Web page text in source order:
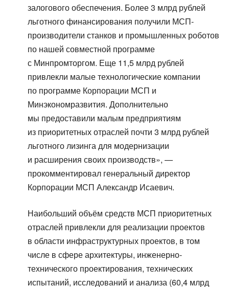
залогового обеспечения. Более 3 млрд рублей
льготного финансирования получили МСП-
производители станков и промышленных роботов
по нашей совместной программе
с Минпромторгом. Еще 11,5 млрд рублей
привлекли малые технологические компании
по программе Корпорации МСП и
Минэкономразвития. Дополнительно
мы предоставили малым предприятиям
из приоритетных отраслей почти 3 млрд рублей
льготного лизинга для модернизации
и расширения своих производств», —
прокомментировал генеральный директор
Корпорации МСП Александр Исаевич.
Наибольший объём средств МСП приоритетных
отраслей привлекли для реализации проектов
в области инфраструктурных проектов, в том
числе в сфере архитектуры, инженерно-
технического проектирования, технических
испытаний, исследований и анализа (60,4 млрд